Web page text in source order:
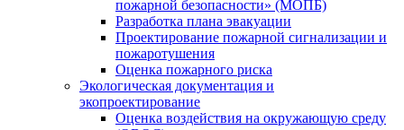
пожарной безопасности» (МОПБ)
Разработка плана эвакуации
Проектирование пожарной сигнализации и
пожаротушения
Оценка пожарного риска
Экологическая документация и
экопроектирование
Оценка воздействия на окружающую среду